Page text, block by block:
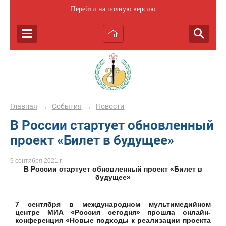
Перейти на полную версию
Главная → События → Новости
В России стартует обновленный
проект «Билет в будущее»
9 сентября 2021 г.
В России стартует обновленный проект «Билет в
будущее»
7 сентября в международном мультимедийном
центре МИА «Россия сегодня» прошла онлайн-
конференция «Новые подходы к реализации проекта